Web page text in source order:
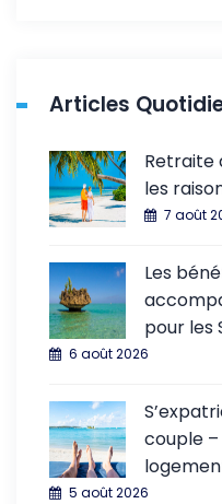
Articles
Retraite
les
7 août
Les
pour les
6 août 2026
couple
5 août 2026